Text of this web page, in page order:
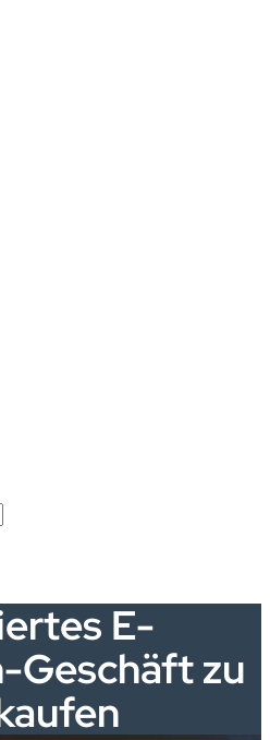
E-
Geschäft zu